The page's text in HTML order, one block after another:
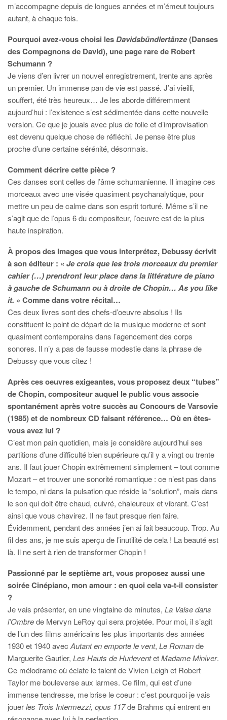
m’accompagne depuis de longues années et m’émeut toujours
autant, à chaque fois.
Pourquoi avez-vous choisi lesDavidsbündlertänze(Danses
des Compagnons de David), une page rare de Robert
Schumann ?
Je viens d’en livrer un nouvel enregistrement, trente ans après
un premier. Un immense pan de vie est passé. J’ai vieilli,
souffert, été très heureux… Je les aborde différemment
aujourd’hui : l’existence s’est sédimentée dans cette nouvelle
version. Ce que je jouais avec plus de folie et d’improvisation
est devenu quelque chose de réfléchi. Je pense être plus
proche d’une certaine sérénité, désormais.
Comment décrire cette pièce ?
Ces danses sont celles de l’âme schumanienne. Il imagine ces
morceaux avec une visée quasiment psychanalytique, pour
mettre un peu de calme dans son esprit torturé. Même s’il ne
s’agit que de l’opus 6 du compositeur, l’oeuvre est de la plus
haute inspiration.
À propos des Images que vous interprétez, Debussy écrivit
à son éditeur : « Je crois que les trois morceaux du premier
cahier (…) prendront leur place dans la littérature de piano
à gauche de Schumann ou à droite de Chopin… As you like
it. » Comme dans votre récital…
Ces deux livres sont des chefs-d’oeuvre absolus ! Ils
constituent le point de départ de la musique moderne et sont
quasiment contemporains dans l’agencement des corps
sonores. Il n’y a pas de fausse modestie dans la phrase de
Debussy que vous citez !
Après ces oeuvres exigeantes, vous proposez deux “tubes”
de Chopin, compositeur auquel le public vous associe
spontanément après votre succès au Concours de Varsovie
(1985) et de nombreux CD faisant référence… Où en êtes-
vous avez lui ?
C’est mon pain quotidien, mais je considère aujourd’hui ses
partitions d’une difficulté bien supérieure qu’il y a vingt ou trente
ans. Il faut jouer Chopin extrêmement simplement – tout comme
Mozart – et trouver une sonorité romantique : ce n’est pas dans
le tempo, ni dans la pulsation que réside la “solution”, mais dans
le son qui doit être chaud, cuivré, chaleureux et vibrant. C’est
ainsi que vous chavirez. Il ne faut presque rien faire.
Évidemment, pendant des années j’en ai fait beaucoup. Trop. Au
fil des ans, je me suis aperçu de l’inutilité de cela ! La beauté est
là. Il ne sert à rien de transformer Chopin !
Passionné par le septième art, vous proposez aussi une
soirée Cinépiano, mon amour : en quoi cela va-t-il consister
?
Je vais présenter, en une vingtaine de minutes, La Valse dans
l’Ombrede Mervyn LeRoy qui sera projetée. Pour moi, il s’agit
de l’un des films américains les plus importants des années
1930 et 1940 avec Autant en emporte le vent, Le Romande
Marguerite Gautier, Les Hauts de HurleventetMadame Miniver.
Ce mélodrame où éclate le talent de Vivien Leigh et Robert
Taylor me bouleverse aux larmes. Ce film, qui est d’une
immense tendresse, me brise le coeur : c’est pourquoi je vais
jouerles Trois Intermezzi, opus 117de Brahms qui entrent en